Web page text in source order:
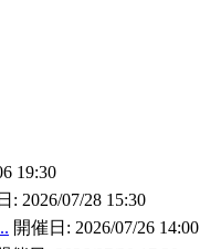
19:30
: 2026/07/28 15:30
開催日: 2026/07/26 14:00